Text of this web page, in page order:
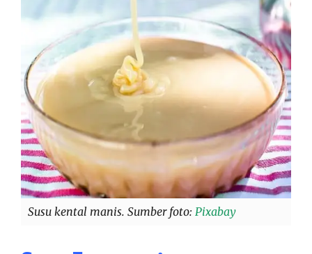
Susu kental manis. Sumber foto: Pixabay